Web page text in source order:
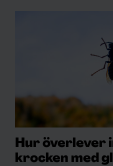
Hur överlever
krocken med